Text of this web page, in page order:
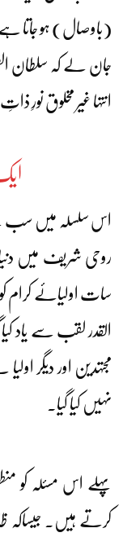
(باوصال) ہو جاتا
جان لے کہ سلطان
انتہا غیر مخلوق
اس سلسلہ میں سب سے
روحی شریف میں
سات اولیائے کرام
القدر لقب سے یاد
مجتہدین اور دیگر
نہیں کیا گیا۔
پہلے اس مسئلہ کو
کرتے ہیں۔ جیساکہ